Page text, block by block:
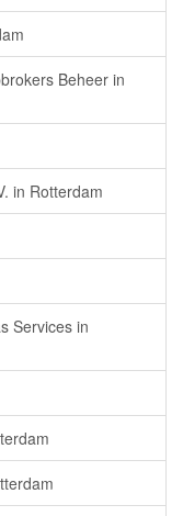
Beheer in
in Rotterdam
Services in